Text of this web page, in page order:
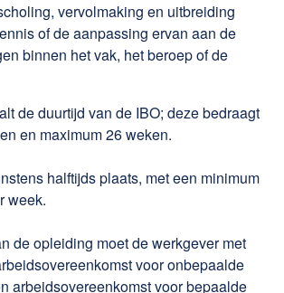
vervolmaking en uitbreiding
of de aanpassing ervan aan de
binnen het vak, het beroep of de
de duurtijd van de IBO; deze bedraagt
en maximum 26 weken.
halftijds plaats, met een minimum
week.
de opleiding moet de werkgever met
voor onbepaalde
arbeidsovereenkomst voor bepaalde